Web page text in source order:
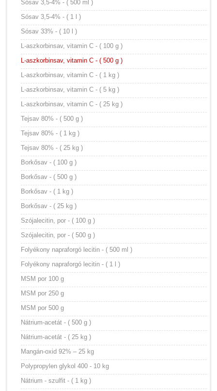
Sósav 3,5-4% - ( 500 ml )
Sósav 3,5-4% - ( 1 l )
Sósav 33% - ( 10 l )
L-aszkorbinsav, vitamin C - ( 100 g )
L-aszkorbinsav, vitamin C - ( 500 g )
L-aszkorbinsav, vitamin C - ( 1 kg )
L-aszkorbinsav, vitamin C - ( 5 kg )
L-aszkorbinsav, vitamin C - ( 25 kg )
Tejsav 80% - ( 500 g )
Tejsav 80% - ( 1 kg )
Tejsav 80% - ( 25 kg )
Borkősav - ( 100 g )
Borkősav - ( 500 g )
Borkősav - ( 1 kg )
Borkősav - ( 25 kg )
Szójalecitin, por - ( 100 g )
Szójalecitin, por - ( 500 g )
Folyékony napraforgó lecitin - ( 500 ml )
Folyékony napraforgó lecitin - ( 1 l )
MSM por 100 g
MSM por 250 g
MSM por 500 g
Nátrium-acetát - ( 500 g )
Nátrium-acetát - ( 25 kg )
Mangán-oxid 92% – 25 kg
Polypropylen glykol 400 - 10 kg
Nátrium - szulfit - ( 1 kg )